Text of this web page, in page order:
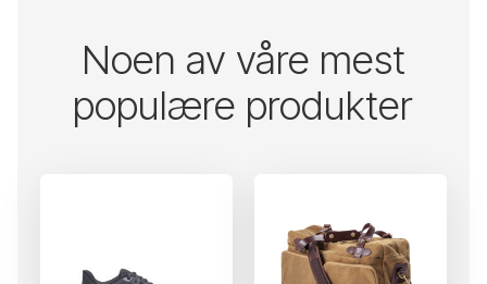
Noen av våre mest
populære produkter